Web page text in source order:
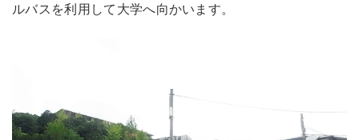
ルバスを利用して大学へ向かいます。